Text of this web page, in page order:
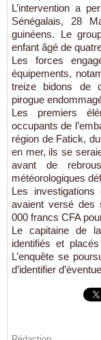
L’intervention a
Sénégalais, 28
guinéens. Le
enfant âgé de
Les forces
équipements,
treize bidons de
pirogue
Les premiers
occupants de
région de Fatick,
en mer, ils se
avant de
météorologiques
Les
avaient versé des
000 francs CFA
Le capitaine de
identifiés et
L’enquête se
d’identifier